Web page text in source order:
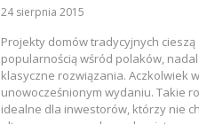
24 sierpnia 2015
Projekty domów tradycyjnych cieszą
popularnością wśród polaków,
klasyczne rozwiązania. Aczkolwiek w
unowocześnionym wydaniu. Takie
idealne dla inwestorów, którzy nie